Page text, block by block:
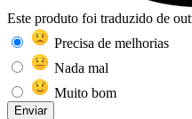
Este produto foi traduzido de
Precisa de melhorias
Nada mal
Muito bom
Enviar